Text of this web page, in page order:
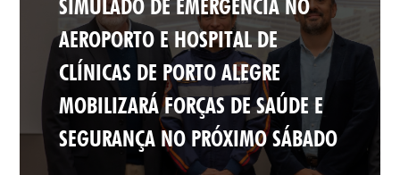
SIMULADO DE EMERGÊNCIA NO
AEROPORTO E HOSPITAL DE
CLÍNICAS DE PORTO ALEGRE
MOBILIZARÁ FORÇAS DE SAÚDE E
SEGURANÇA NO PRÓXIMO SÁBADO